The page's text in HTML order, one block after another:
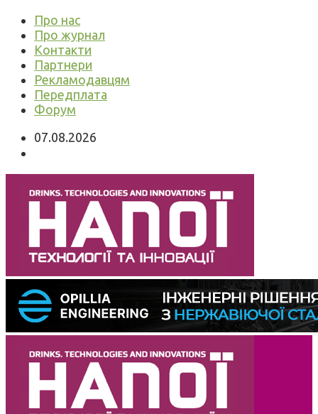
Про нас
Про журнал
Контакти
Партнери
Рекламодавцям
Передплата
Форум
07.08.2026